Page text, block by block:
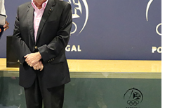
Educação
Equipa Portugal
Arquivo Histórico
Educação Olímpica
Equipa Portugal